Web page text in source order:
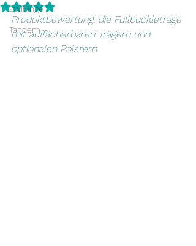
Zwillinge
Tandem
Mit NaN von 5 Sternen bewertet.
Produktbewertung: die Fullbuckletrage
mit auffächerbaren Trägern und
optionalen Polstern.